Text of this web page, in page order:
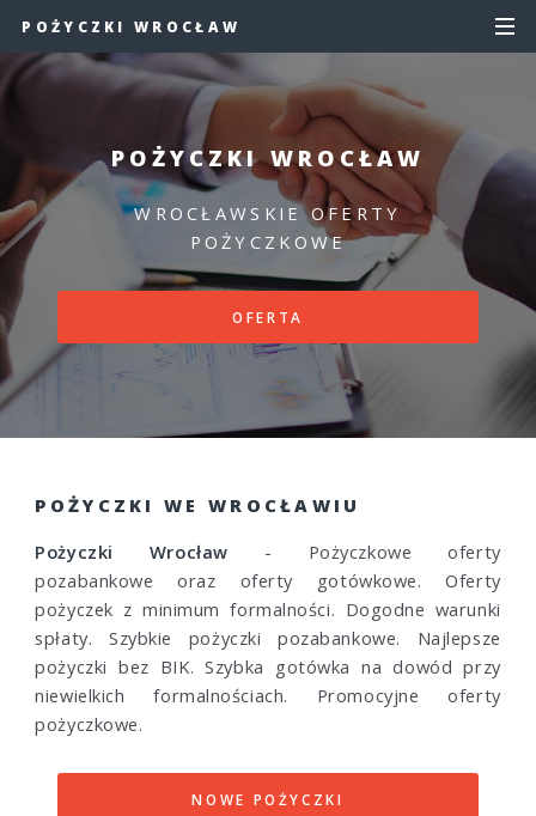
POŻYCZKI WROCŁAW
POŻYCZKI WROCŁAW
WROCŁAWSKIE OFERTY
POŻYCZKOWE
OFERTA
POŻYCZKI WE WROCŁAWIU
Pożyczki Wrocław - Pożyczkowe oferty
pozabankowe oraz oferty gotówkowe. Oferty
pożyczek z minimum formalności. Dogodne warunki
spłaty. Szybkie pożyczki pozabankowe. Najlepsze
pożyczki bez BIK. Szybka gotówka na dowód przy
niewielkich formalnościach. Promocyjne oferty
pożyczkowe.
NOWE POŻYCZKI